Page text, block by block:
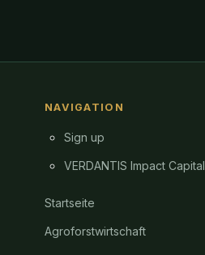
NAVIGATION
Sign up
VERDANTIS Impact Capital
Startseite
Agroforstwirtschaft